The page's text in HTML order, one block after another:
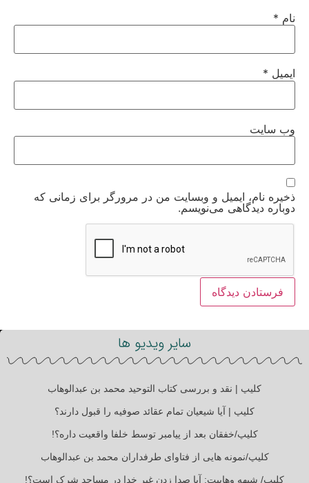
نام *
ایمیل *
وب‌ سایت
ذخیره نام، ایمیل و وبسایت من در مرورگر برای زمانی که
دوباره دیدگاهی می‌نویسم.
سایر ویدیو ها
کلیپ | نقد و بررسی کتاب التوحید محمد بن عبدالوهاب
کلیپ | آیا شیعیان تمام عقائد صوفیه را قبول دارند؟
کلیپ/خفقان بعد از پیامبر توسط خلفا واقعیت داره؟!
کلیپ/نمونه هایی از فتاوای طرفداران محمد بن عبدالوهاب
کلیپ/ شبهه وهابیت: آیا صدا زدن غیر خدا در مساجد شرک است؟!